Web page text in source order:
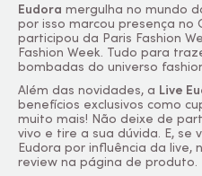
Eudora mergulha no mundo
por isso marcou presença no
participou da Paris Fashion
Fashion Week. Tudo para
bombadas do universo
Além das novidades, a Live
benefícios exclusivos como
muito mais! Não deixe de
vivo e tire a sua dúvida. E, se
Eudora por influência da live,
review na página de produto.